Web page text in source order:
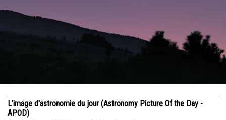
L'image d'astronomie du jour (Astronomy Picture Of the Day -
APOD)